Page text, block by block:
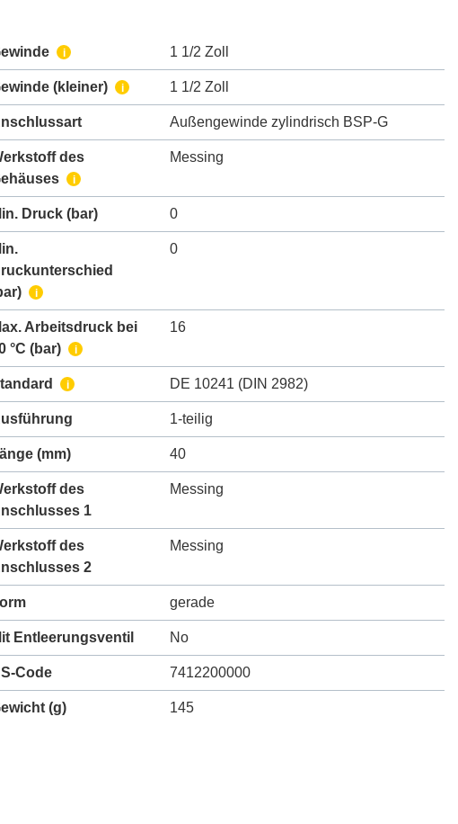
i 1 1/2 Zoll
(kleiner) i 1 1/2 Zoll
Außengewinde zylindrisch BSP-G
des
i
Messing
Druck (bar) 0
i
0
Arbeitsdruck bei
°C (bar)
i
16
i DE 10241 (DIN 2982)
1-teilig
(mm) 40
des
1
Messing
des
2
Messing
gerade
Entleerungsventil No
Code 7412200000
(g) 145